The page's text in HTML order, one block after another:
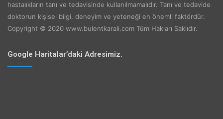
hastalıkların tanı ve tedavisinde kullanılmamalıdır. Tanı ve tedavide
doktorun kişisel bilgi, deneyim ve yeteneği en önemli faktördür.
Copyright © 2020 www.bulentkarali.com Tüm Hakları Saklıdır.
Google Haritalar’daki Adresimiz.